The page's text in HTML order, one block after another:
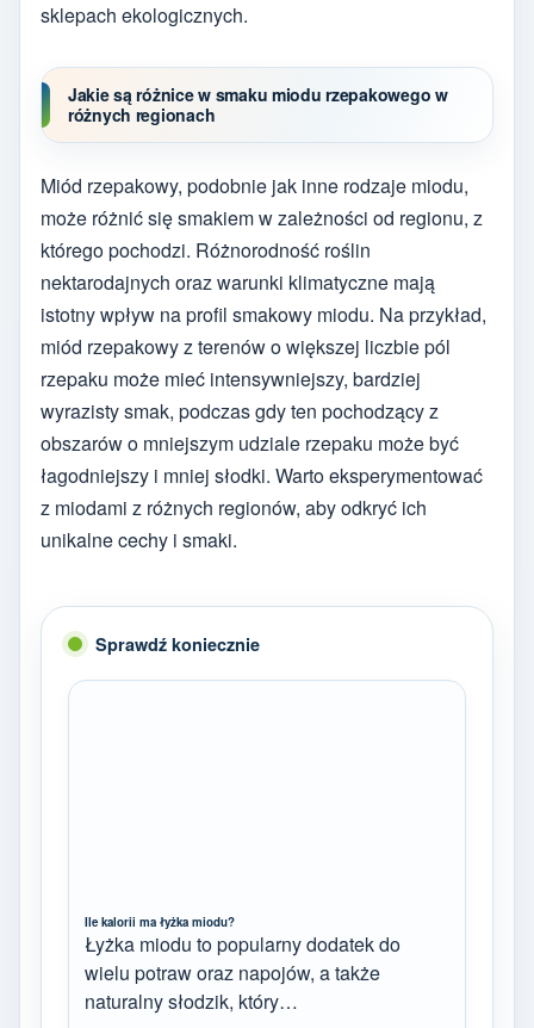
sklepach ekologicznych.
Jakie są różnice w smaku miodu rzepakowego w
różnych regionach
Miód rzepakowy, podobnie jak inne rodzaje miodu,
może różnić się smakiem w zależności od regionu, z
którego pochodzi. Różnorodność roślin
nektarodajnych oraz warunki klimatyczne mają
istotny wpływ na profil smakowy miodu. Na przykład,
miód rzepakowy z terenów o większej liczbie pól
rzepaku może mieć intensywniejszy, bardziej
wyrazisty smak, podczas gdy ten pochodzący z
obszarów o mniejszym udziale rzepaku może być
łagodniejszy i mniej słodki. Warto eksperymentować
z miodami z różnych regionów, aby odkryć ich
unikalne cechy i smaki.
Sprawdź koniecznie
Ile kalorii ma łyżka miodu?
Łyżka miodu to popularny dodatek do
wielu potraw oraz napojów, a także
naturalny słodzik, który…